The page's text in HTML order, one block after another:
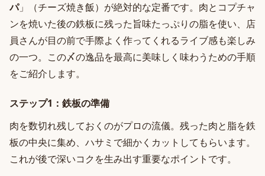
パ」（チーズ焼き飯）が絶対的な定番です。肉とコプチャ
ンを焼いた後の鉄板に残った旨味たっぷりの脂を使い、店
員さんが目の前で手際よく作ってくれるライブ感も楽しみ
の一つ。この〆の逸品を最高に美味しく味わうための手順
をご紹介します。
ステップ1：鉄板の準備
肉を数切れ残しておくのがプロの流儀。残った肉と脂を鉄
板の中央に集め、ハサミで細かくカットしてもらいます。
これが後で深いコクを生み出す重要なポイントです。